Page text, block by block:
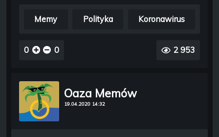
Memy Polityka Koronawirus
0 0 2 953
Oaza Memów
19.04.2020 14:32